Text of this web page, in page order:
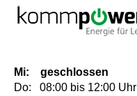
Mi: geschlossen
Do: 08:00 bis 12:00 Uhr